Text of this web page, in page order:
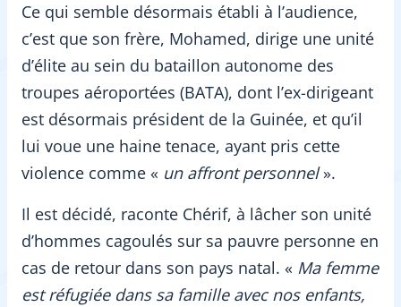
Ce qui semble désormais établi à l’audience,
c’est que son frère, Mohamed, dirige une unité
d’élite au sein du bataillon autonome des
troupes aéroportées (BATA), dont l’ex-dirigeant
est désormais président de la Guinée, et qu’il
lui voue une haine tenace, ayant pris cette
violence comme « un affront personnel».
Il est décidé, raconte Chérif, à lâcher son unité
d’hommes cagoulés sur sa pauvre personne en
cas de retour dans son pays natal. « Ma femme
est réfugiée dans sa famille avec nos enfants,